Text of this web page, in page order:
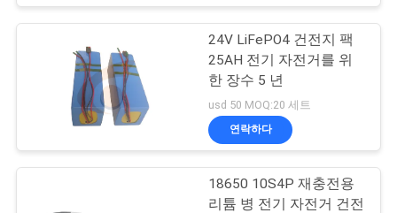
24V LiFePO4 건전지 팩
25AH 전기 자전거를 위
한 장수 5 년
usd 50 MOQ:20 세트
연락하다
18650 10S4P 재충전용
리튬 병 전기 자전거 건전